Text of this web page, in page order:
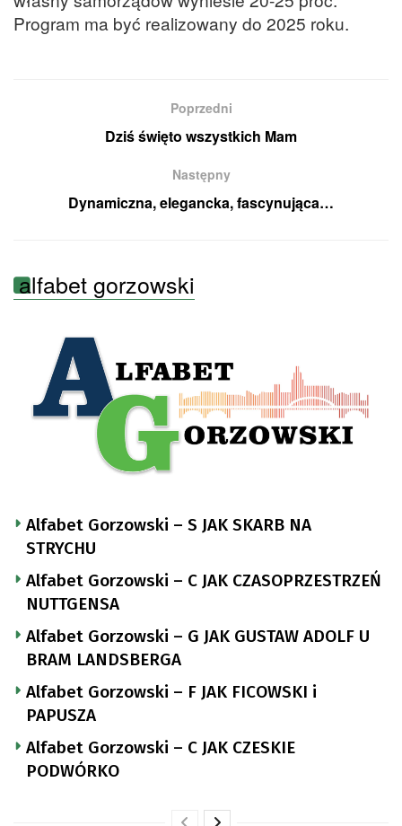
Program ma być realizowany do 2025 roku.
Poprzedni
Dziś święto wszystkich Mam
Następny
Dynamiczna, elegancka, fascynująca…
alfabet gorzowski
Alfabet Gorzowski – S JAK SKARB NA
STRYCHU
Alfabet Gorzowski – C JAK CZASOPRZESTRZEŃ
NUTTGENSA
Alfabet Gorzowski – G JAK GUSTAW ADOLF U
BRAM LANDSBERGA
Alfabet Gorzowski – F JAK FICOWSKI i
PAPUSZA
Alfabet Gorzowski – C JAK CZESKIE
PODWÓRKO